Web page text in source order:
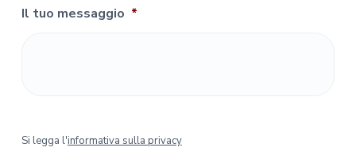
Il tuo messaggio *
S
Si legga l'informativa sulla privacy